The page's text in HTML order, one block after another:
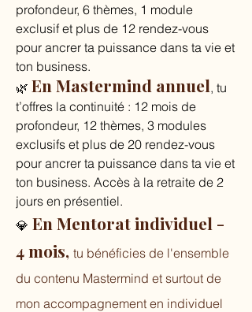
profondeur, 6 thèmes, 1 module
exclusif et plus de 12 rendez-vous
pour ancrer ta puissance dans ta vie et
ton business.
🌿 En Mastermind annuel, tu
t’offres la continuité : 12 mois de
profondeur, 12 thèmes, 3 modules
exclusifs et plus de 20 rendez-vous
pour ancrer ta puissance dans ta vie et
ton business. Accès à la retraite de 2
jours en présentiel.
💎 En Mentorat individuel -
4 mois, tu bénéficies de l'ensemble
du contenu Mastermind et surtout de
mon accompagnement en individuel